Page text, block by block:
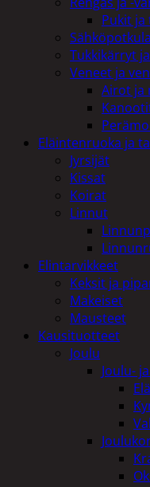
Pukit
Tukkikärryt
Veneet ja
Airot ja
Eläintenruoka ja
Jyrsijät
Kissat
Koirat
Linnut
Elintarvikkeet
Keksit ja
Makeiset
Mausteet
Kausituotteet
Joulu
Joulu-